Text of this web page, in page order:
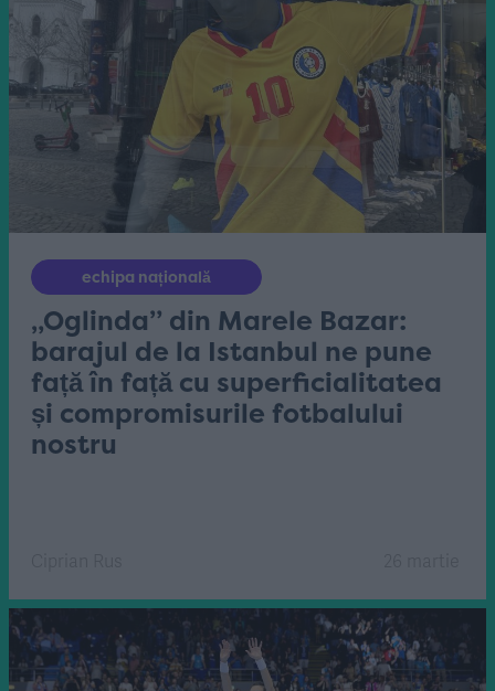
echipa națională
„Oglinda” din Marele Bazar:
barajul de la Istanbul ne pune
față în față cu superficialitatea
și compromisurile fotbalului
nostru